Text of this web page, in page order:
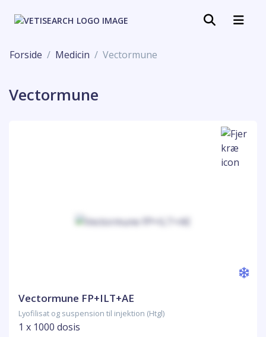
Forside Medicin Vectormune
Vectormune
Vectormune FP+ILT+AE
Lyofilisat og suspension til injektion (Htgl)
1 x 1000 dosis